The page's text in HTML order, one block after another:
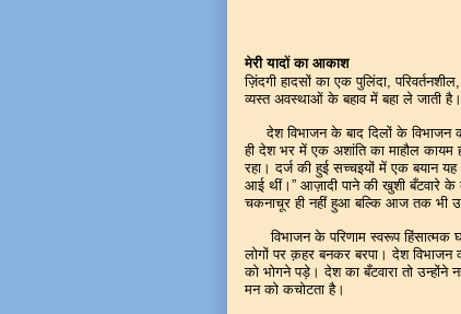
मेरी यादों का आकाश
ज़िंदगी हादसों का एक पुलिंदा,
व्यस्त अवस्थाओं के बहाव में बहा ले जाती है।
देश विभाजन के बाद दिलों के
ही देश भर में एक अशांति का माहौल कायम
रहा। दर्ज की हुई सच्चइयों में एक बयान
आई थीं।” आज़ादी पाने की खुशी बँटवारे के
चकनाचूर ही नहीं हुआ बल्कि आज तक भी
विभाजन के परिणाम स्वरूप हिंसात्मक
लोगों पर क़हर बनकर बरपा। देश विभाजन
को भोगने पड़े। देश का बँटवारा तो
मन को कचोटता है।